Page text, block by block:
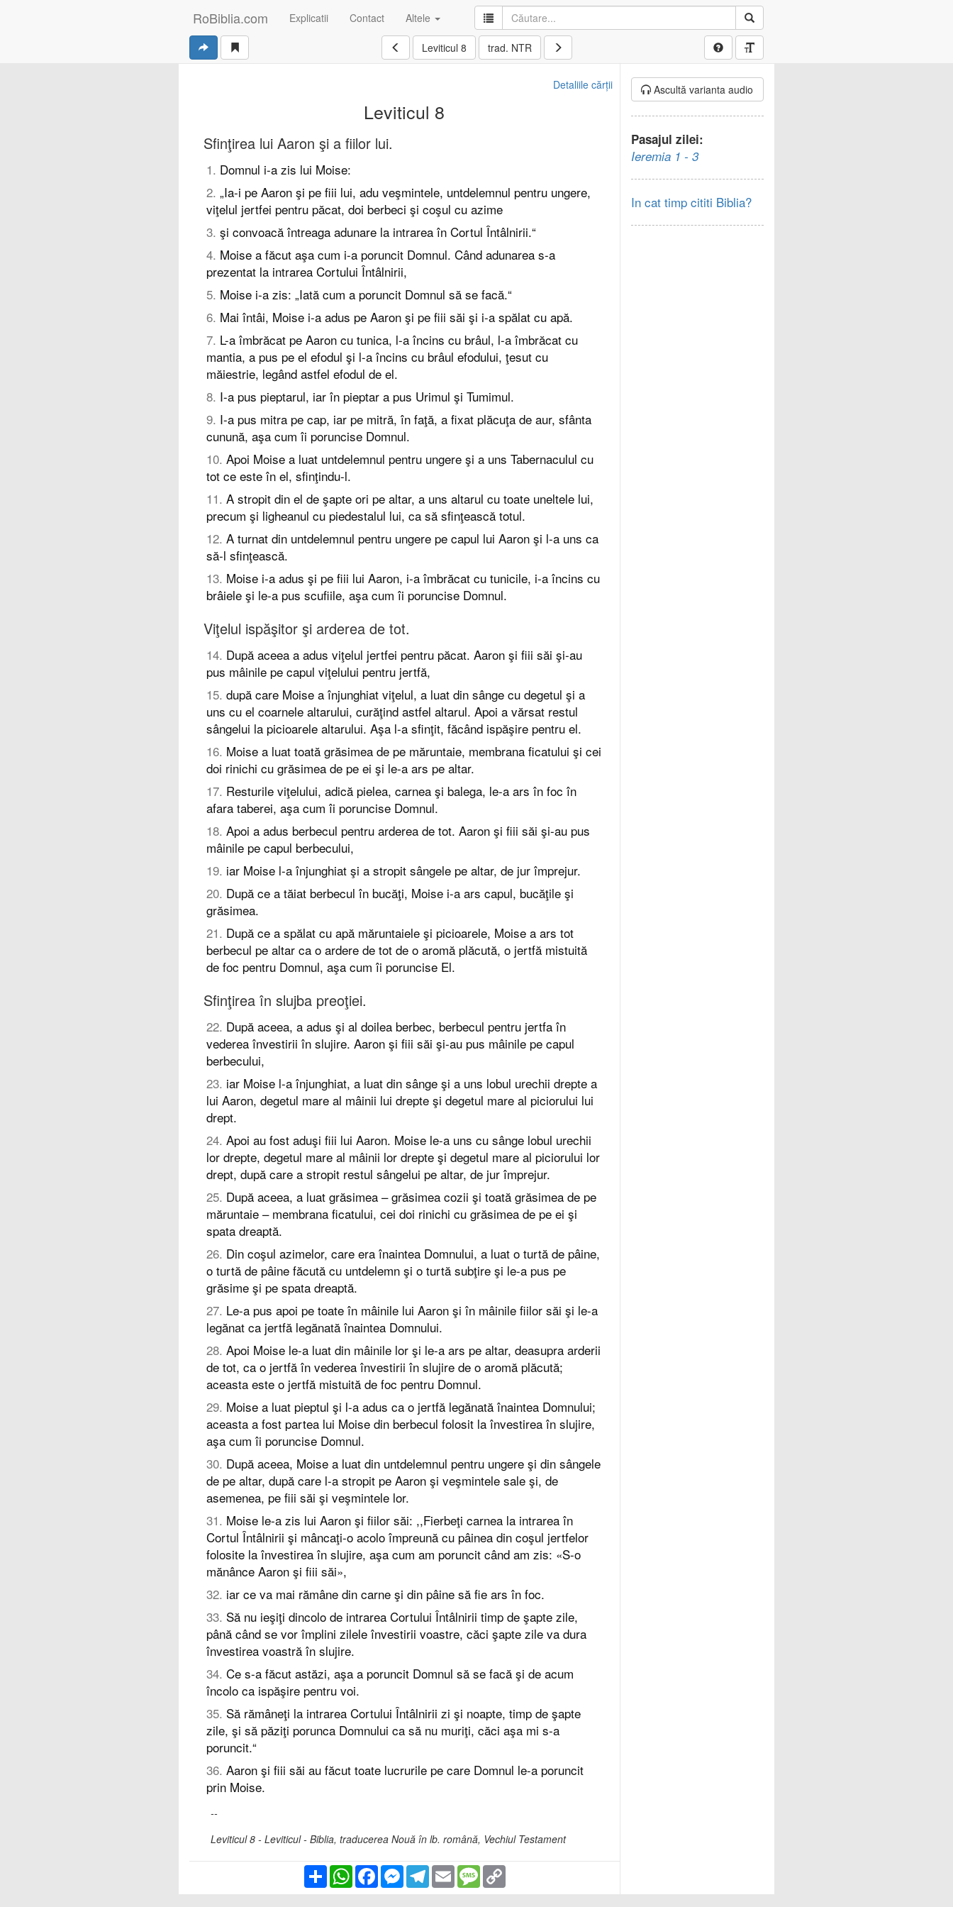
RoBiblia.com Explicatii Contact Altele
Leviticul 8 trad. NTR
Detaliile cărții
Leviticul 8
Sfinţirea lui Aaron şi a fiilor lui.
1. Domnul i-a zis lui Moise:
2. „Ia-i pe Aaron şi pe fiii lui, adu veşmintele, untdelemnul pentru ungere,
viţelul jertfei pentru păcat, doi berbeci şi coşul cu azime
3. şi convoacă întreaga adunare la intrarea în Cortul Întâlnirii.“
4. Moise a făcut aşa cum i-a poruncit Domnul. Când adunarea s-a
prezentat la intrarea Cortului Întâlnirii,
5. Moise i-a zis: „Iată cum a poruncit Domnul să se facă.“
6. Mai întâi, Moise i-a adus pe Aaron şi pe fiii săi şi i-a spălat cu apă.
7. L-a îmbrăcat pe Aaron cu tunica, l-a încins cu brâul, l-a îmbrăcat cu
mantia, a pus pe el efodul şi l-a încins cu brâul efodului, ţesut cu
măiestrie, legând astfel efodul de el.
8. I-a pus pieptarul, iar în pieptar a pus Urimul şi Tumimul.
9. I-a pus mitra pe cap, iar pe mitră, în faţă, a fixat plăcuţa de aur, sfânta
cunună, aşa cum îi poruncise Domnul.
10. Apoi Moise a luat untdelemnul pentru ungere şi a uns Tabernaculul cu
tot ce este în el, sfinţindu-l.
11. A stropit din el de şapte ori pe altar, a uns altarul cu toate uneltele lui,
precum şi ligheanul cu piedestalul lui, ca să sfinţească totul.
12. A turnat din untdelemnul pentru ungere pe capul lui Aaron şi l-a uns ca
să-l sfinţească.
13. Moise i-a adus şi pe fiii lui Aaron, i-a îmbrăcat cu tunicile, i-a încins cu
brâiele şi le-a pus scufiile, aşa cum îi poruncise Domnul.
Viţelul ispăşitor şi arderea de tot.
14. După aceea a adus viţelul jertfei pentru păcat. Aaron şi fiii săi şi-au
pus mâinile pe capul viţelului pentru jertfă,
15. după care Moise a înjunghiat viţelul, a luat din sânge cu degetul şi a
uns cu el coarnele altarului, curăţind astfel altarul. Apoi a vărsat restul
sângelui la picioarele altarului. Aşa l-a sfinţit, făcând ispăşire pentru el.
16. Moise a luat toată grăsimea de pe măruntaie, membrana ficatului şi cei
doi rinichi cu grăsimea de pe ei şi le-a ars pe altar.
17. Resturile viţelului, adică pielea, carnea şi balega, le-a ars în foc în
afara taberei, aşa cum îi poruncise Domnul.
18. Apoi a adus berbecul pentru arderea de tot. Aaron şi fiii săi şi-au pus
mâinile pe capul berbecului,
19. iar Moise l-a înjunghiat şi a stropit sângele pe altar, de jur împrejur.
20. După ce a tăiat berbecul în bucăţi, Moise i-a ars capul, bucăţile şi
grăsimea.
21. După ce a spălat cu apă măruntaiele şi picioarele, Moise a ars tot
berbecul pe altar ca o ardere de tot de o aromă plăcută, o jertfă mistuită
de foc pentru Domnul, aşa cum îi poruncise El.
Sfinţirea în slujba preoţiei.
22. După aceea, a adus şi al doilea berbec, berbecul pentru jertfa în
vederea învestirii în slujire. Aaron şi fiii săi şi-au pus mâinile pe capul
berbecului,
23. iar Moise l-a înjunghiat, a luat din sânge şi a uns lobul urechii drepte a
lui Aaron, degetul mare al mâinii lui drepte şi degetul mare al piciorului lui
drept.
24. Apoi au fost aduşi fiii lui Aaron. Moise le-a uns cu sânge lobul urechii
lor drepte, degetul mare al mâinii lor drepte şi degetul mare al piciorului lor
drept, după care a stropit restul sângelui pe altar, de jur împrejur.
25. După aceea, a luat grăsimea – grăsimea cozii şi toată grăsimea de pe
măruntaie – membrana ficatului, cei doi rinichi cu grăsimea de pe ei şi
spata dreaptă.
26. Din coşul azimelor, care era înaintea Domnului, a luat o turtă de pâine,
o turtă de pâine făcută cu untdelemn şi o turtă subţire şi le-a pus pe
grăsime şi pe spata dreaptă.
27. Le-a pus apoi pe toate în mâinile lui Aaron şi în mâinile fiilor săi şi le-a
legănat ca jertfă legănată înaintea Domnului.
28. Apoi Moise le-a luat din mâinile lor şi le-a ars pe altar, deasupra arderii
de tot, ca o jertfă în vederea învestirii în slujire de o aromă plăcută;
aceasta este o jertfă mistuită de foc pentru Domnul.
29. Moise a luat pieptul şi l-a adus ca o jertfă legănată înaintea Domnului;
aceasta a fost partea lui Moise din berbecul folosit la învestirea în slujire,
aşa cum îi poruncise Domnul.
30. După aceea, Moise a luat din untdelemnul pentru ungere şi din sângele
de pe altar, după care l-a stropit pe Aaron şi veşmintele sale şi, de
asemenea, pe fiii săi şi veşmintele lor.
31. Moise le-a zis lui Aaron şi fiilor săi: ,,Fierbeţi carnea la intrarea în
Cortul Întâlnirii şi mâncaţi-o acolo împreună cu pâinea din coşul jertfelor
folosite la învestirea în slujire, aşa cum am poruncit când am zis: «S-o
mănânce Aaron şi fiii săi»,
32. iar ce va mai rămâne din carne şi din pâine să fie ars în foc.
33. Să nu ieşiţi dincolo de intrarea Cortului Întâlnirii timp de şapte zile,
până când se vor împlini zilele învestirii voastre, căci şapte zile va dura
învestirea voastră în slujire.
34. Ce s-a făcut astăzi, aşa a poruncit Domnul să se facă şi de acum
încolo ca ispăşire pentru voi.
35. Să rămâneţi la intrarea Cortului Întâlnirii zi şi noapte, timp de şapte
zile, şi să păziţi porunca Domnului ca să nu muriţi, căci aşa mi s-a
poruncit.“
36. Aaron şi fiii săi au făcut toate lucrurile pe care Domnul le-a poruncit
prin Moise.
--
Leviticul 8 - Leviticul - Biblia, traducerea Nouă în lb. română, Vechiul Testament
PartajareWhatsAppFacebookMessengerTelegram
EmailMessageCopy
Link
Ascultă varianta audio
Pasajul zilei:
Ieremia 1 - 3
In cat timp cititi Biblia?